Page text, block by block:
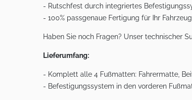
- Rutschfest durch integriertes
- 100% passgenaue Fertigung für Ihr Fahrzeug
Haben Sie noch Fragen? Unser technischer
Lieferumfang:
- Komplett alle 4 Fußmatten: Fahrermatte,
- Befestigungssystem in den vorderen